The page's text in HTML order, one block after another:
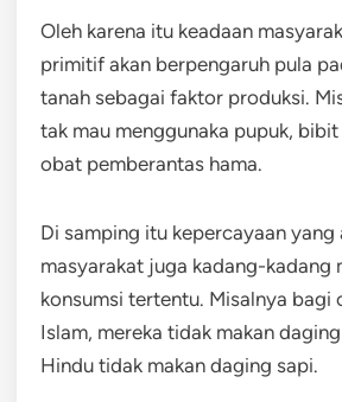
Oleh karena itu keadaan
primitif akan berpengaruh pula
tanah sebagai faktor produksi.
tak mau menggunaka pupuk,
obat pemberantas hama.
Di samping itu kepercayaan yang
masyarakat juga kadang-kadang
konsumsi tertentu. Misalnya bagi
Islam, mereka tidak makan
Hindu tidak makan daging sapi.